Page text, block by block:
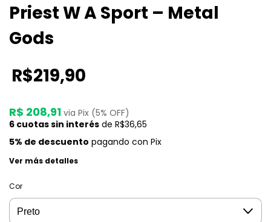
Priest W A Sport – Metal
Gods
R$219,90
R$ 208,91 via Pix (5% OFF)
6 cuotas sin interés de R$36,65
5% de descuento pagando con Pix
Ver más detalles
Cor